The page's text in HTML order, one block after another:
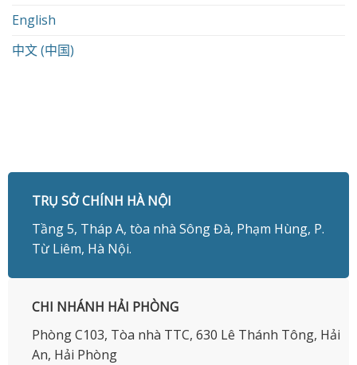
English
中文 (中国)
TRỤ SỞ CHÍNH HÀ NỘI
Tầng 5, Tháp A, tòa nhà Sông Đà, Phạm Hùng, P.
Từ Liêm, Hà Nội.
CHI NHÁNH HẢI PHÒNG
Phòng C103, Tòa nhà TTC, 630 Lê Thánh Tông, Hải
An, Hải Phòng